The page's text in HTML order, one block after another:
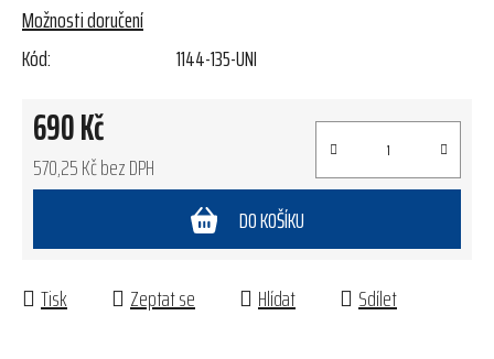
Možnosti doručení
Kód:
1144-135-UNI
690 Kč
570,25 Kč bez DPH
DO KOŠÍKU
Tisk Zeptat se Hlídat Sdílet